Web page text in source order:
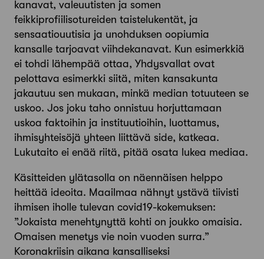
kanavat, valeuutisten ja somen
feikkiprofiilisotureiden taistelukentät, ja
sensaatiouutisia ja unohduksen oopiumia
kansalle tarjoavat viihdekanavat. Kun esimerkkiä
ei tohdi lähempää ottaa, Yhdysvallat ovat
pelottava esimerkki siitä, miten kansakunta
jakautuu sen mukaan, minkä median totuuteen se
uskoo. Jos joku taho onnistuu horjuttamaan
uskoa faktoihin ja instituutioihin, luottamus,
ihmisyhteisöjä yhteen liittävä side, katkeaa.
Lukutaito ei enää riitä, pitää osata lukea mediaa.
Käsitteiden ylätasolla on näennäisen helppo
heittää ideoita. Maailmaa nähnyt ystävä tiivisti
ihmisen iholle tulevan covid19-kokemuksen:
”Jokaista menehtynyttä kohti on joukko omaisia.
Omaisen menetys vie noin vuoden surra.”
Koronakriisin aikana kansalliseksi